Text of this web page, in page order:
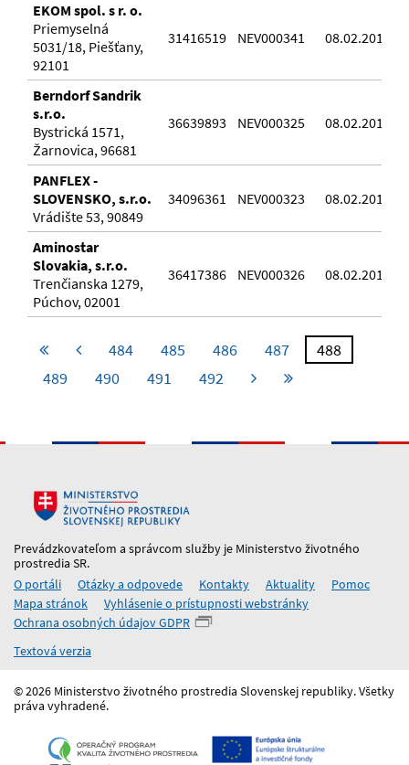
EKOM spol. s r. o.
Priemyselná
5031/18, Piešťany,
92101
31416519 NEV000341 08.02.2016
Berndorf Sandrik
s.r.o.
Bystrická 1571,
Žarnovica, 96681
36639893 NEV000325 08.02.2016
PANFLEX -
SLOVENSKO, s.r.o.
Vrádište 53, 90849
34096361 NEV000323 08.02.2016
Aminostar
Slovakia, s.r.o.
Trenčianska 1279,
Púchov, 02001
36417386 NEV000326 08.02.2016
484 485 486 487
488
489
490 491 492
Prevádzkovateľom a správcom služby je Ministerstvo životného
prostredia SR.
O portáli
Otázky a odpovede Kontakty Aktuality
Pomoc
Mapa stránok
Vyhlásenie o prístupnosti webstránky
Ochrana osobných údajov GDPR
Textová verzia
© 2026 Ministerstvo životného prostredia Slovenskej republiky. Všetky
práva vyhradené.